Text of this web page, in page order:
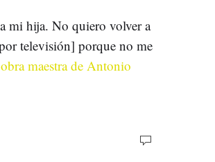
mi hija. No quiero volver a
televisión] porque no me
maestra de Antonio